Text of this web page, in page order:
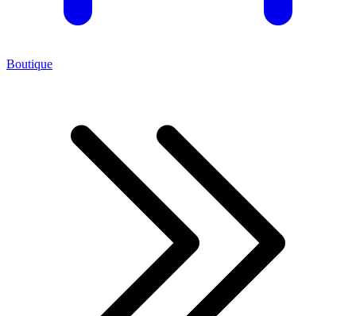
Boutique